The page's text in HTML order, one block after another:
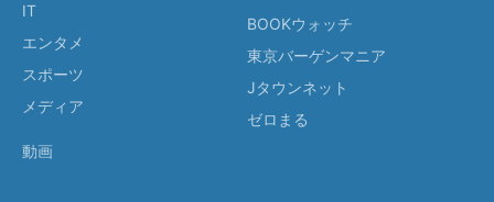
IT
エンタメ
スポーツ
メディア
動画
BOOKウォッチ
東京バーゲンマニア
Jタウンネット
ゼロまる